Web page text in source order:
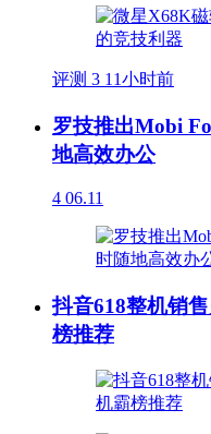
评测 3 11小时前
罗技推出Mobi
地高效办公
4 06.11
抖音618整机销
榜推荐